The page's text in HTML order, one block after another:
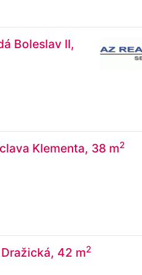
Boleslav II,
Klementa, 38 m2
42 m2